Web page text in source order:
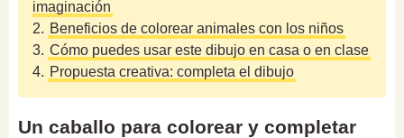
imaginación
2. Beneficios de colorear animales con los niños
3. Cómo puedes usar este dibujo en casa o en clase
4. Propuesta creativa: completa el dibujo
Un caballo para colorear y completar